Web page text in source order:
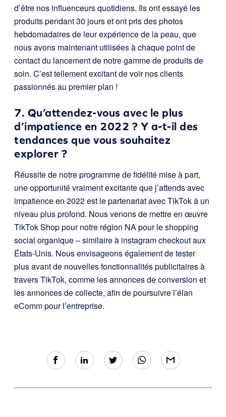
d’être nos influenceurs quotidiens. Ils ont essayé les
produits pendant 30 jours et ont pris des photos
hebdomadaires de leur expérience de la peau, que
nous avons maintenant utilisées à chaque point de
contact du lancement de notre gamme de produits de
soin. C’est tellement excitant de voir nos clients
passionnés au premier plan !
7. Qu’attendez-vous avec le plus
d’impatience en 2022 ? Y a-t-il des
tendances que vous souhaitez
explorer ?
Réussite de notre programme de fidélité mise à part,
une opportunité vraiment excitante que j’attends avec
impatience en 2022 est le partenariat avec TikTok à un
niveau plus profond. Nous venons de mettre en œuvre
TikTok Shop pour notre région NA pour le shopping
social organique – similaire à instagram checkout aux
États-Unis. Nous envisageons également de tester
plus avant de nouvelles fonctionnalités publicitaires à
travers TikTok, comme les annonces de conversion et
les annonces de collecte, afin de poursuivre l’élan
eComm pour l’entreprise.